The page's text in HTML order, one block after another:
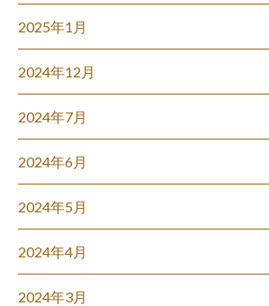
2025年1月
2024年12月
2024年7月
2024年6月
2024年5月
2024年4月
2024年3月